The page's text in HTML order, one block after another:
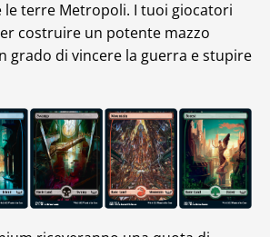
le terre Metropoli. I tuoi giocatori
costruire un potente mazzo
grado di vincere la guerra e stupire